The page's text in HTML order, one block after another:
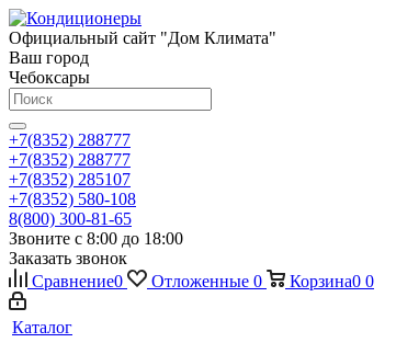
Официальный сайт "Дом Климата"
Ваш город
Чебоксары
+7(8352) 288777
+7(8352) 288777
+7(8352) 285107
+7(8352) 580-108
8(800) 300-81-65
Звоните с 8:00 до 18:00
Заказать звонок
Сравнение0 Отложенные 0 Корзина0 0
Каталог